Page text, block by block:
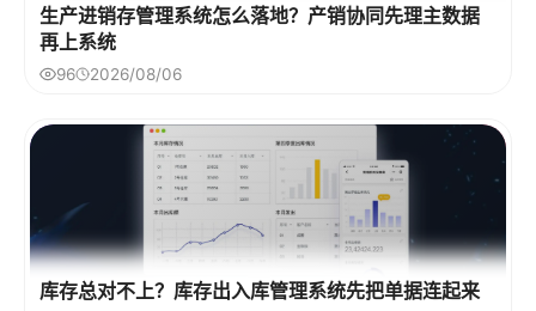
生产进销存管理系统怎么落地？产销协同先理主数据
再上系统
96 2026/08/06
库存总对不上？库存出入库管理系统先把单据连起来